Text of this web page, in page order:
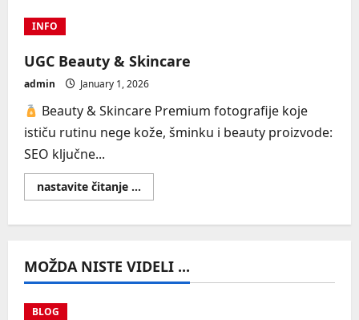
KREATORI
INFO
UGC Beauty & Skincare
admin January 1, 2026
Beauty & Skincare Premium fotografije koje
ističu rutinu nege kože, šminku i beauty proizvode:
SEO ključne...
nastavite čitanje ...
more
MOŽDA NISTE VIDELI ...
BLOG